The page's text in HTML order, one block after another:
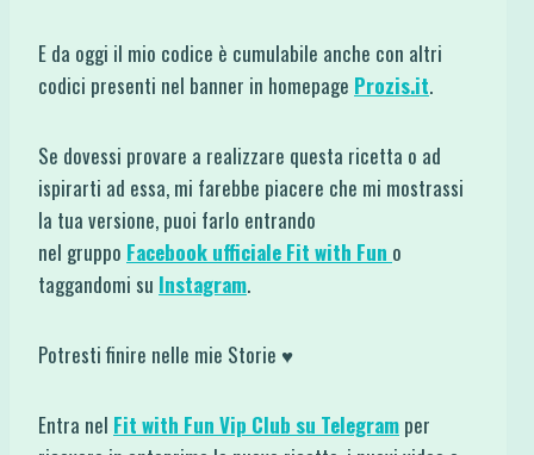
E da oggi il mio codice è cumulabile anche con altri
codici presenti nel banner in homepage Prozis.it.
Se dovessi provare a realizzare questa ricetta o ad
ispirarti ad essa, mi farebbe piacere che mi mostrassi
la tua versione, puoi farlo entrando
nel gruppo Facebook ufficiale Fit with Fun o
taggandomi su Instagram.
Potresti finire nelle mie Storie ♥
Entra nel Fit with Fun Vip Club su Telegram per